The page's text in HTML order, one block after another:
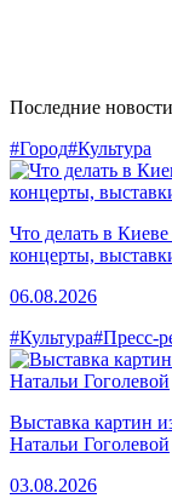
Последние новости
#Город#Культура
Что делать в
концерты,
06.08.2026
#Культура#Пресс-
Выставка картин
Натальи Гоголевой
03.08.2026